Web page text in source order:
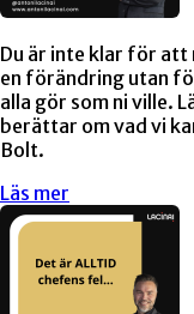
Du är inte klar för att
en förändring utan
alla gör som ni ville.
berättar om vad vi
Bolt.
Läs mer